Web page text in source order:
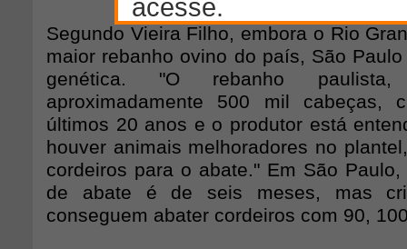
Segundo Vieira Filho, embora o Rio
maior rebanho ovino do país, São
genética. "O rebanho
aproximadamente 500 mil cabeças,
últimos 20 anos e o produtor está
houver animais melhoradores no
cordeiros para o abate." Em São
de abate é de seis meses, mas
conseguem abater cordeiros com 90,